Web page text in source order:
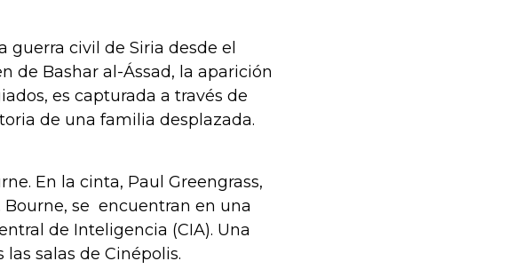
guerra civil de Siria desde el
de Bashar al-Ássad, la aparición
es capturada a través de
de una familia desplazada.
En la cinta, Paul Greengrass,
se encuentran en una
de Inteligencia (CIA). Una
salas de Cinépolis.